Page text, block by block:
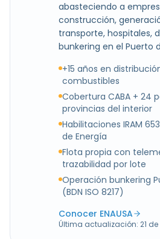
abasteciendo a
construcción,
transporte, hospitales,
bunkering en el Puerto
+15 años en
combustibles
Cobertura CABA + 24
provincias del interior
Habilitaciones IRAM
de Energía
Flota propia con
trazabilidad por lote
Operación bunkering
(BDN ISO 8217)
Conocer ENAUSA
Última actualización: 21